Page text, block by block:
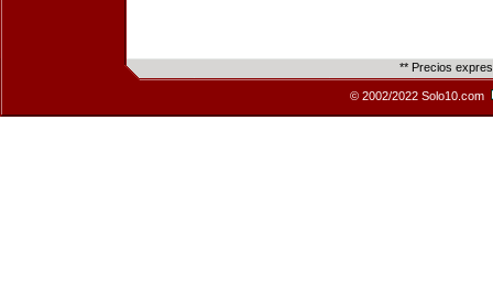
** Precios
© 2002/2022 Solo10.com